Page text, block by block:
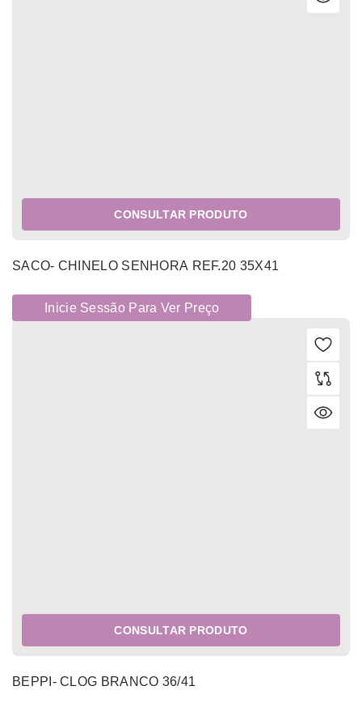
CONSULTAR PRODUTO
SACO- CHINELO SENHORA REF.20 35X41
Inicie Sessão Para Ver Preço
CONSULTAR PRODUTO
BEPPI- CLOG BRANCO 36/41